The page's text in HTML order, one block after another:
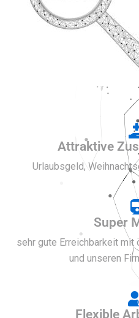
Attraktive
Urlaubsgeld,
Super
sehr gute Erreichbarkeit
und unseren
Flexible